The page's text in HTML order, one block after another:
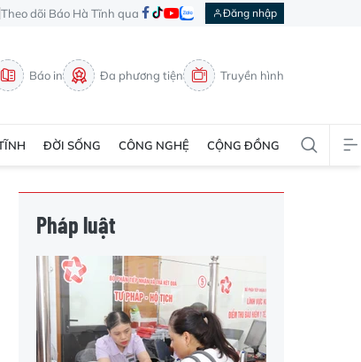
Theo dõi Báo Hà Tĩnh qua Đăng nhập
Báo in Đa phương tiện Truyền hình
ĐỜI SỐNG CÔNG NGHỆ CỘNG ĐỒNG
Pháp luật